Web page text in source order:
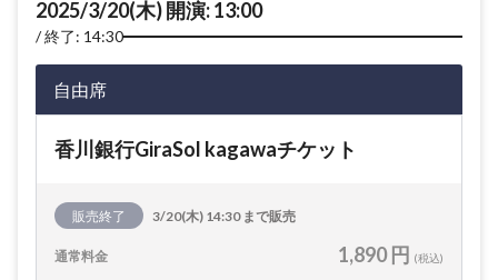
2025/3/20(木) 開演: 13:00
終了: 14:30
自由席
香川銀行GiraSol kagawaチケット
販売終了 3/20(木) 14:30 まで販売
通常料金 1,890 円 (税込)